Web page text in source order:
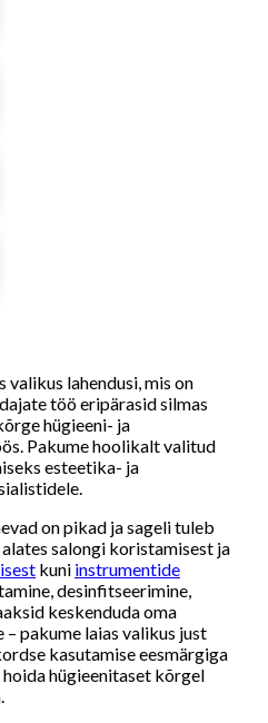
valikus lahendusi, mis on
töö eripärasid silmas
hügieeni- ja
Pakume hoolikalt valitud
esteetika- ja
on pikad ja sageli tuleb
salongi koristamisest ja
kuni instrumentide
desinfitseerimine,
keskenduda oma
pakume laias valikus just
kasutamise eesmärgiga
hügieenitaset kõrgel